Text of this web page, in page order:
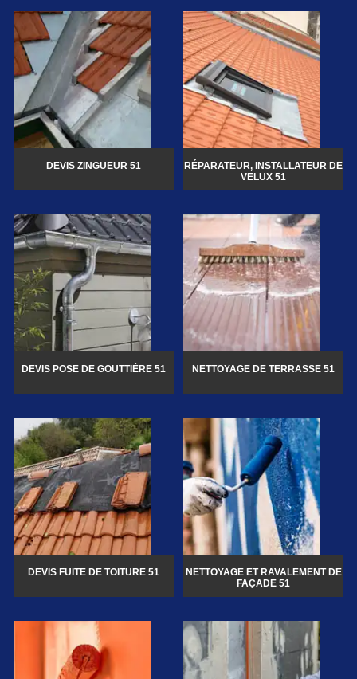
DEVIS ZINGUEUR 51
RÉPARATEUR, INSTALLATEUR DE
VELUX 51
DEVIS POSE DE GOUTTIÈRE 51 NETTOYAGE DE TERRASSE 51
DEVIS FUITE DE TOITURE 51
NETTOYAGE ET RAVALEMENT DE
FAÇADE 51